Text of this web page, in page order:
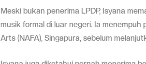
Meski bukan penerima LPDP, Isyana
musik formal di luar negeri. Ia
Arts (NAFA), Singapura, sebelum